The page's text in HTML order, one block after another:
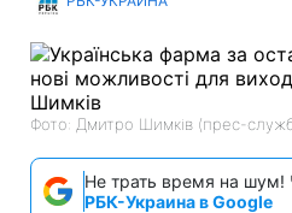
Фото: Дмитро Шимків (прес-
Не трать время на шум!
РБК-Украина в Google